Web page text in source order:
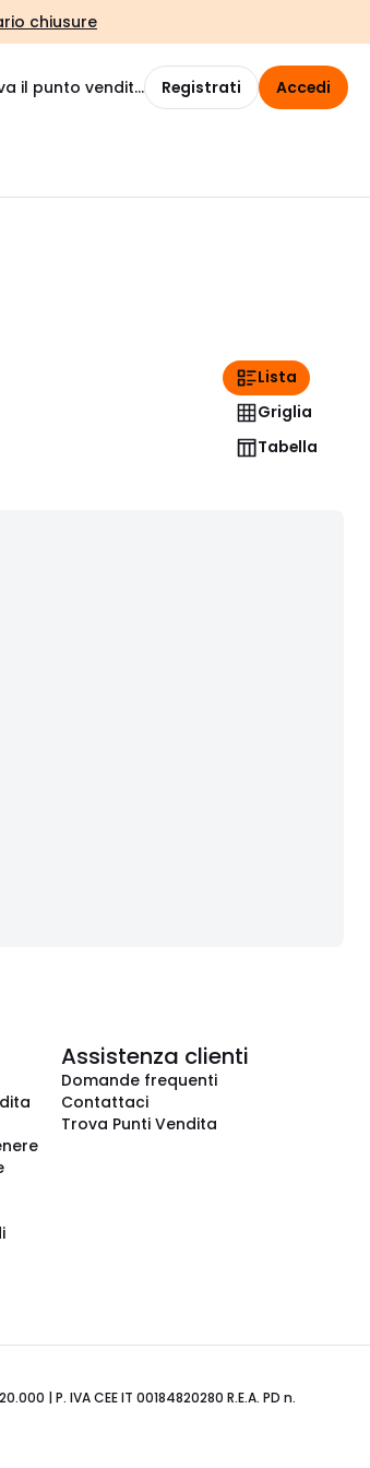
chiusure
il punto vendita Registrati Accedi
Lista
Griglia
Tabella
Assistenza clienti
Domande frequenti
Contattaci
Trova Punti Vendita
| P. IVA CEE IT 00184820280 R.E.A. PD n.